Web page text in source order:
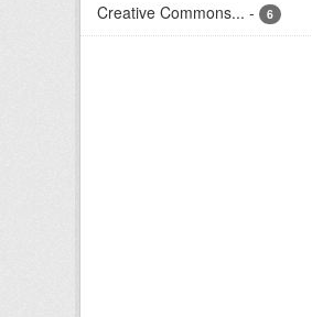
Creative Commons... - 6